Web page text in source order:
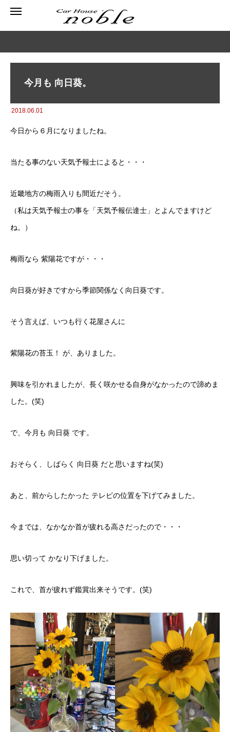
今月も 向日葵。
2018.06.01
今日から６月になりましたね。
当たる事のない天気予報士によると・・・
近畿地方の梅雨入りも間近だそう。
（私は天気予報士の事を「天気予報伝達士」とよんでますけど
ね。）
梅雨なら 紫陽花ですが・・・
向日葵が好きですから季節関係なく向日葵です。
そう言えば、いつも行く花屋さんに
紫陽花の苔玉！ が、ありました。
興味を引かれましたが、長く咲かせる自身がなかったので諦めま
した。(笑)
で、今月も 向日葵 です。
おそらく、しばらく 向日葵 だと思いますね(笑)
あと、前からしたかった テレビの位置を下げてみました。
今までは、なかなか首が疲れる高さだったので・・・
思い切って かなり下げました。
これで、首が疲れず鑑賞出来そうです。(笑)